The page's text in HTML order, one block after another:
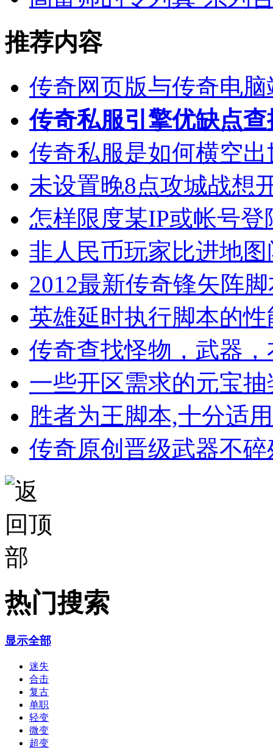
推荐内容
传奇网页版与传奇电
传奇私服引擎优缺点
传奇私服是如何横空
未设置晚8点攻城战想
怎样限度某IP或帐号
非人民币玩家比进地
2012最新传奇锋矢阵
英雄延时执行脚本的
传奇查找怪物，武器
一些开区需求的元宝
胜者为王脚本,十分适
传奇原创晋级武器不
热门搜索
显示全部
迷失
合击
复古
单职
轻变
微变
超变